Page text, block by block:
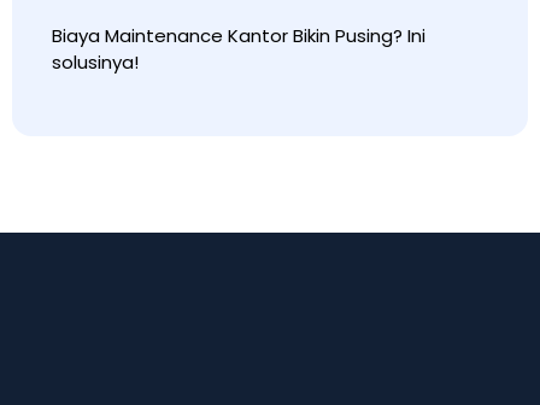
Biaya Maintenance Kantor Bikin Pusing? Ini
solusinya!